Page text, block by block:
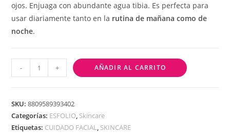
ojos. Enjuaga con abundante agua tibia. Es perfecta para
usar diariamente tanto en la rutina de mañana como de
noche.
- + AÑADIR AL CARRITO
SKU:8809589393402
Categorías: ESFOLIO, Skincare
Etiquetas: CUIDADO FACIAL, SKINCARE